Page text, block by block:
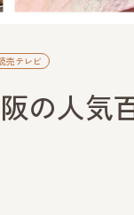
売テレビ
の人気